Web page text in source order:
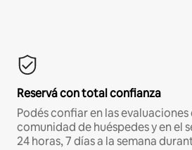
Reservá con total confianza
Podés confiar en las
comunidad de huéspedes y en el
24 horas, 7 días a la semana